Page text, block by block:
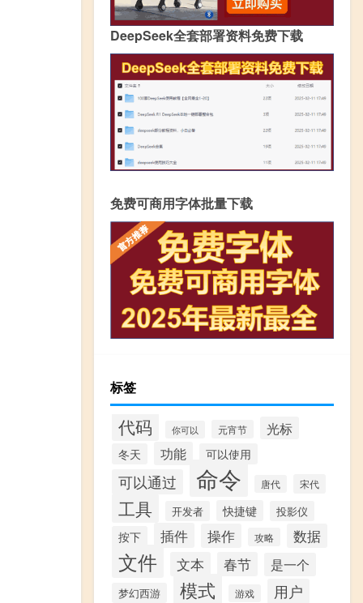
DeepSeek全套部署资料免费下载
免费可商用字体批量下载
标签
代码 你可以 元宵节 光标
冬天 功能 可以使用
可以通过 命令 唐代 宋代
工具 开发者 快捷键 投影仪
按下 插件 操作 攻略 数据
文件 文本 春节 是一个
梦幻西游 模式 游戏 用户